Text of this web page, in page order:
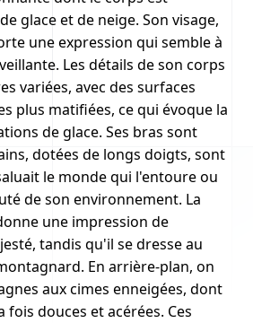
glace et de neige. Son visage,
une expression qui semble à
Les détails de son corps
variées, avec des surfaces
plus matifiées, ce qui évoque la
de glace. Ses bras sont
dotées de longs doigts, sont
le monde qui l'entoure ou
de son environnement. La
une impression de
tandis qu'il se dresse au
En arrière-plan, on
aux cimes enneigées, dont
fois douces et acérées. Ces